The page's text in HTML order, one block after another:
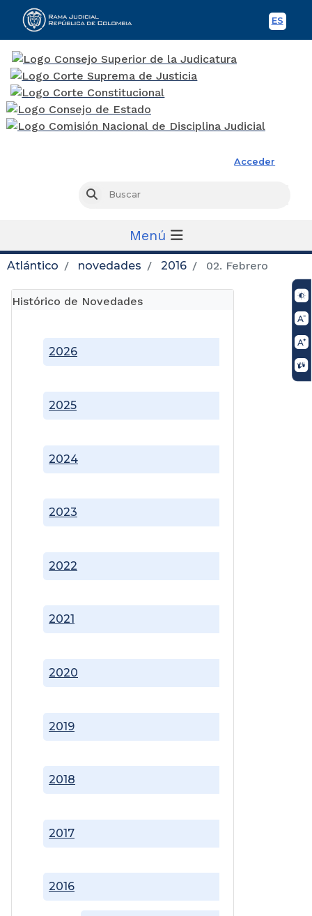
ES
Acceder
Buscar
Menú
Atlántico novedades 2016 02. Febrero
Histórico de Novedades
2016
2017
2018
2019
2020
2021
2022
2023
2024
2025
2026